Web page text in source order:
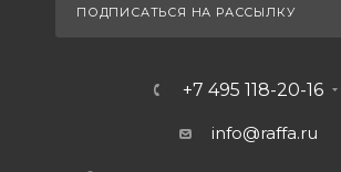
ПОДПИСАТЬСЯ НА РАССЫЛКУ
+7 495 118-20-16
info@raffa.ru